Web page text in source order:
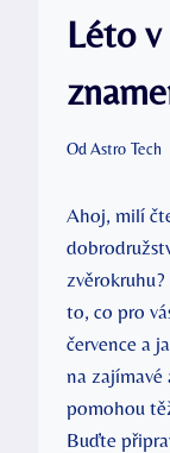
Léto v
Od Astro Tech
Ahoj, milí
to, co pro
července a
na zajímavé
pomohou
Buďte